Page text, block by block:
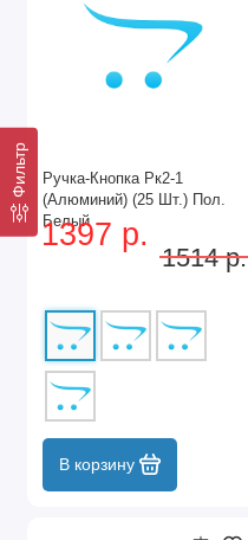
Фильтр
Ручка-Кнопка Рк2-1
(Алюминий) (25 Шт.) Пол.
Белый
1397 р.
1514 р.
В корзину